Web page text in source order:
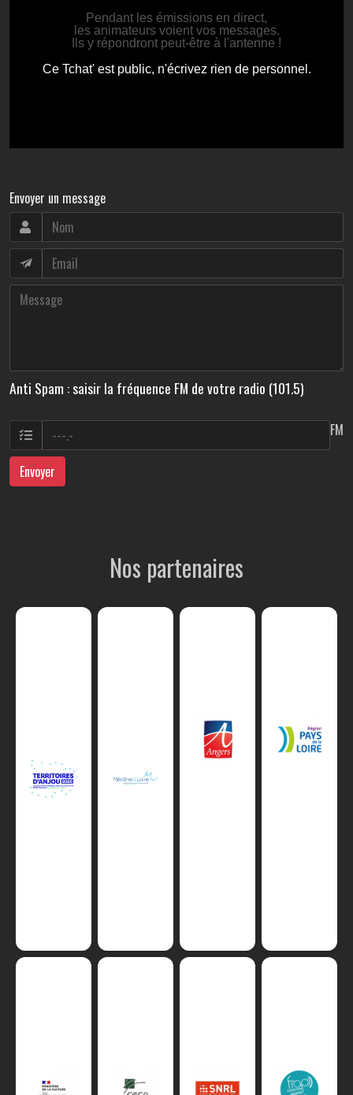
Envoyer un message
Anti Spam : saisir la fréquence FM de votre radio (101.5)
FM
Envoyer
Nos partenaires